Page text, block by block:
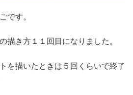
です。
描き方１１回目になりました。
を描いたときは５回くらいで終了